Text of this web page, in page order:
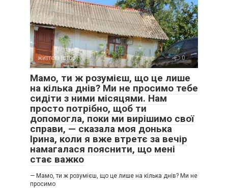
життєві історії 0
Мамо, ти ж розумієш, що це лише
на кілька днів? Ми не просимо тебе
сидіти з ними місяцями. Нам
просто потрібно, щоб ти
допомогла, поки ми вирішимо свої
справи, — сказала моя донька
Ірина, коли я вже втретє за вечір
намагалася пояснити, що мені
стає важко
— Мамо, ти ж розумієш, що це лише на кілька днів? Ми не
просимо